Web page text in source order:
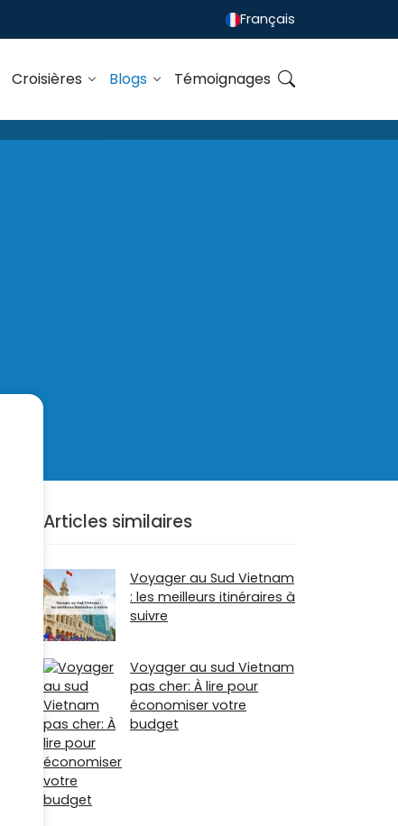
Français
Croisières Blogs Témoignages
Articles similaires
Voyager au Sud Vietnam
: les meilleurs itinéraires à
suivre
Voyager au sud Vietnam
pas cher: À lire pour
économiser votre
budget